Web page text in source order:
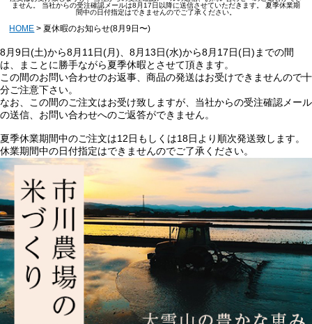
ません。 当社からの受注確認メールは8月17日以降に送信させていただきます。 夏季休業期
間中の日付指定はできませんのでご了承ください。
HOME 夏休暇のお知らせ(8月9日〜)
8月9日(土)から8月11日(月)、8月13日(水)から8月17日(日)までの間
は、まことに勝手ながら夏季休暇とさせて頂きます。
この間のお問い合わせのお返事、商品の発送はお受けできませんので十
分ご注意下さい。
なお、この間のご注文はお受け致しますが、当社からの受注確認メール
の送信、お問い合わせへのご返答ができません。
夏季休業期間中のご注文は12日もしくは18日より順次発送致します。
休業期間中の日付指定はできませんのでご了承ください。